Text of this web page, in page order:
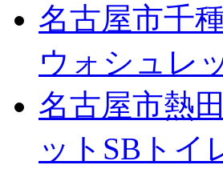
名古屋市千
ウォシュレ
名古屋市熱
ットSBトイ